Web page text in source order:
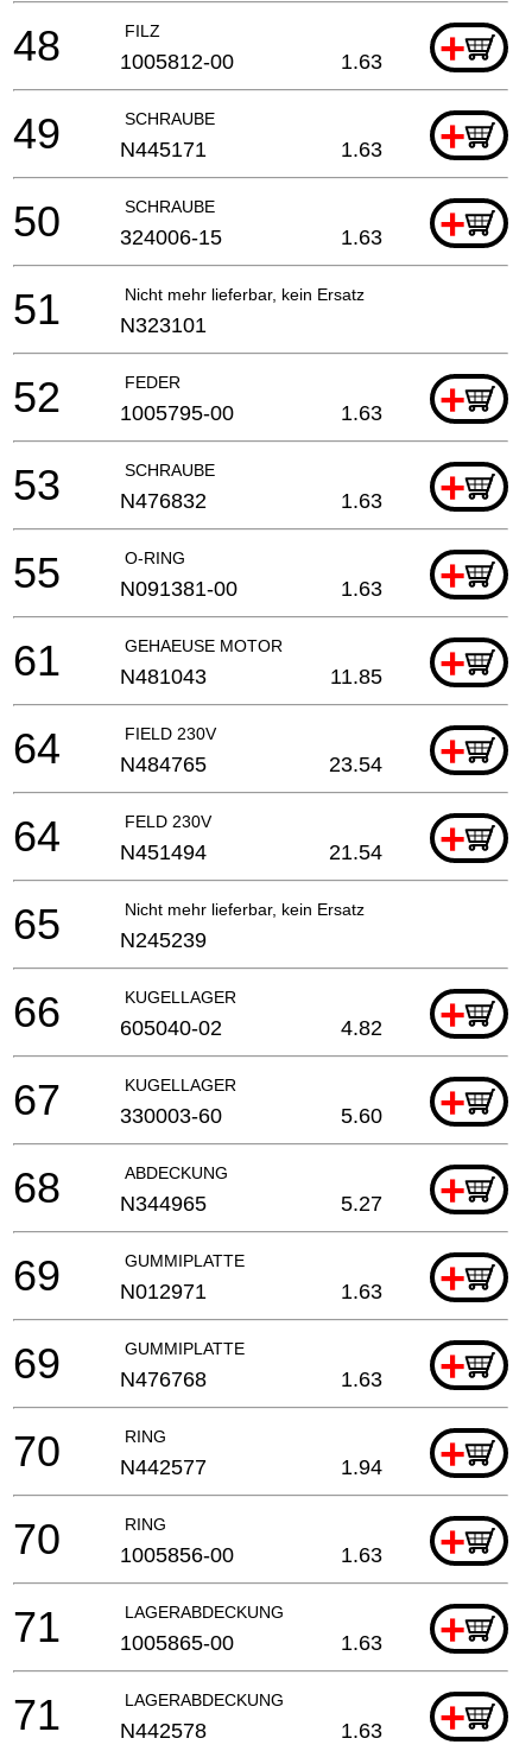
FILZ +
48 1005812-00 1.63
SCHRAUBE +
49 N445171 1.63
SCHRAUBE +
50 324006-15 1.63
Nicht mehr lieferbar, kein Ersatz
51 N323101
FEDER +
52 1005795-00 1.63
SCHRAUBE +
53 N476832 1.63
O-RING +
55 N091381-00 1.63
GEHAEUSE MOTOR +
61 N481043 11.85
FIELD 230V +
64 N484765 23.54
FELD 230V +
64 N451494 21.54
Nicht mehr lieferbar, kein Ersatz
65 N245239
KUGELLAGER +
66 605040-02 4.82
KUGELLAGER +
67 330003-60 5.60
ABDECKUNG +
68 N344965 5.27
GUMMIPLATTE +
69 N012971 1.63
GUMMIPLATTE +
69 N476768 1.63
RING +
70 N442577 1.94
RING +
70 1005856-00 1.63
LAGERABDECKUNG +
71 1005865-00 1.63
LAGERABDECKUNG +
71 N442578 1.63